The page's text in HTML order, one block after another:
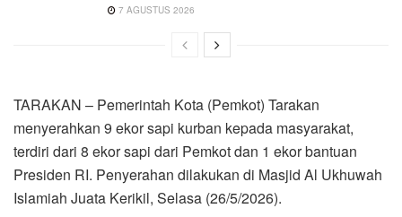
7 AGUSTUS 2026
TARAKAN – Pemerintah Kota (Pemkot) Tarakan
menyerahkan 9 ekor sapi kurban kepada masyarakat,
terdiri dari 8 ekor sapi dari Pemkot dan 1 ekor bantuan
Presiden RI. Penyerahan dilakukan di Masjid Al Ukhuwah
Islamiah Juata Kerikil, Selasa (26/5/2026).